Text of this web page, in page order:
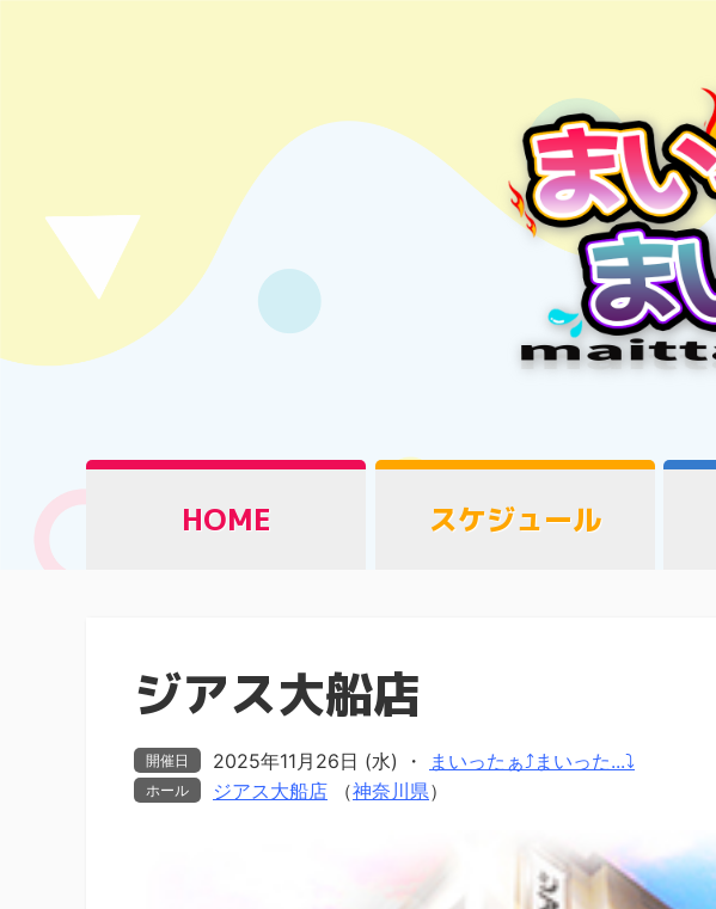
HOME スケジュール
ジアス大船店
開催日 2025年11月26日 (水) ・ まいったぁ⤴まいった...⤵
ホール ジアス大船店 （神奈川県）